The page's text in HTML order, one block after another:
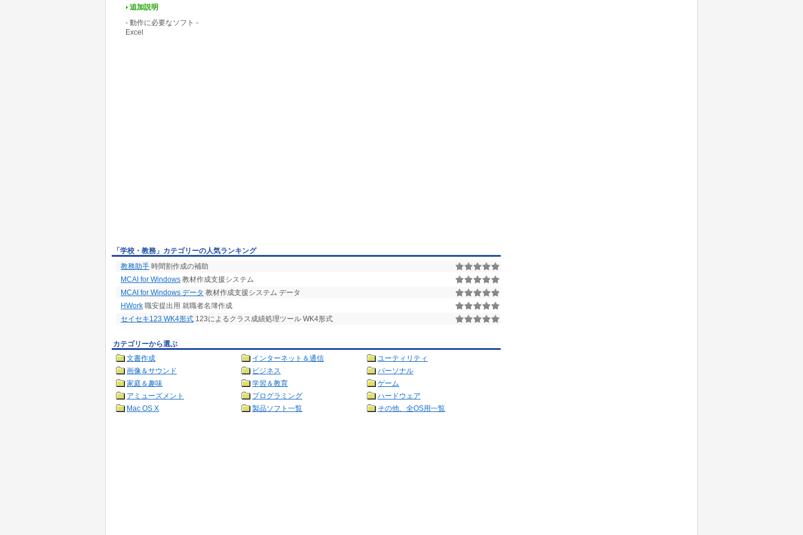
追加説明
- 動作に必要なソフト -
Excel
「学校・教務」カテゴリーの人気ランキング
教務助手 時間割作成の補助
MCAI for Windows 教材作成支援システム
MCAI for Windows データ 教材作成支援システム データ
HWork 職安提出用 就職者名簿作成
セイセキ123 WK4形式 123によるクラス成績処理ツール WK4形式
カテゴリーから選ぶ
文書作成
インターネット＆通信
ユーティリティ
画像＆サウンド
ビジネス
パーソナル
家庭＆趣味
学習＆教育
ゲーム
アミューズメント
プログラミング
ハードウェア
Mac OS X
製品ソフト一覧 その他、全OS用一覧